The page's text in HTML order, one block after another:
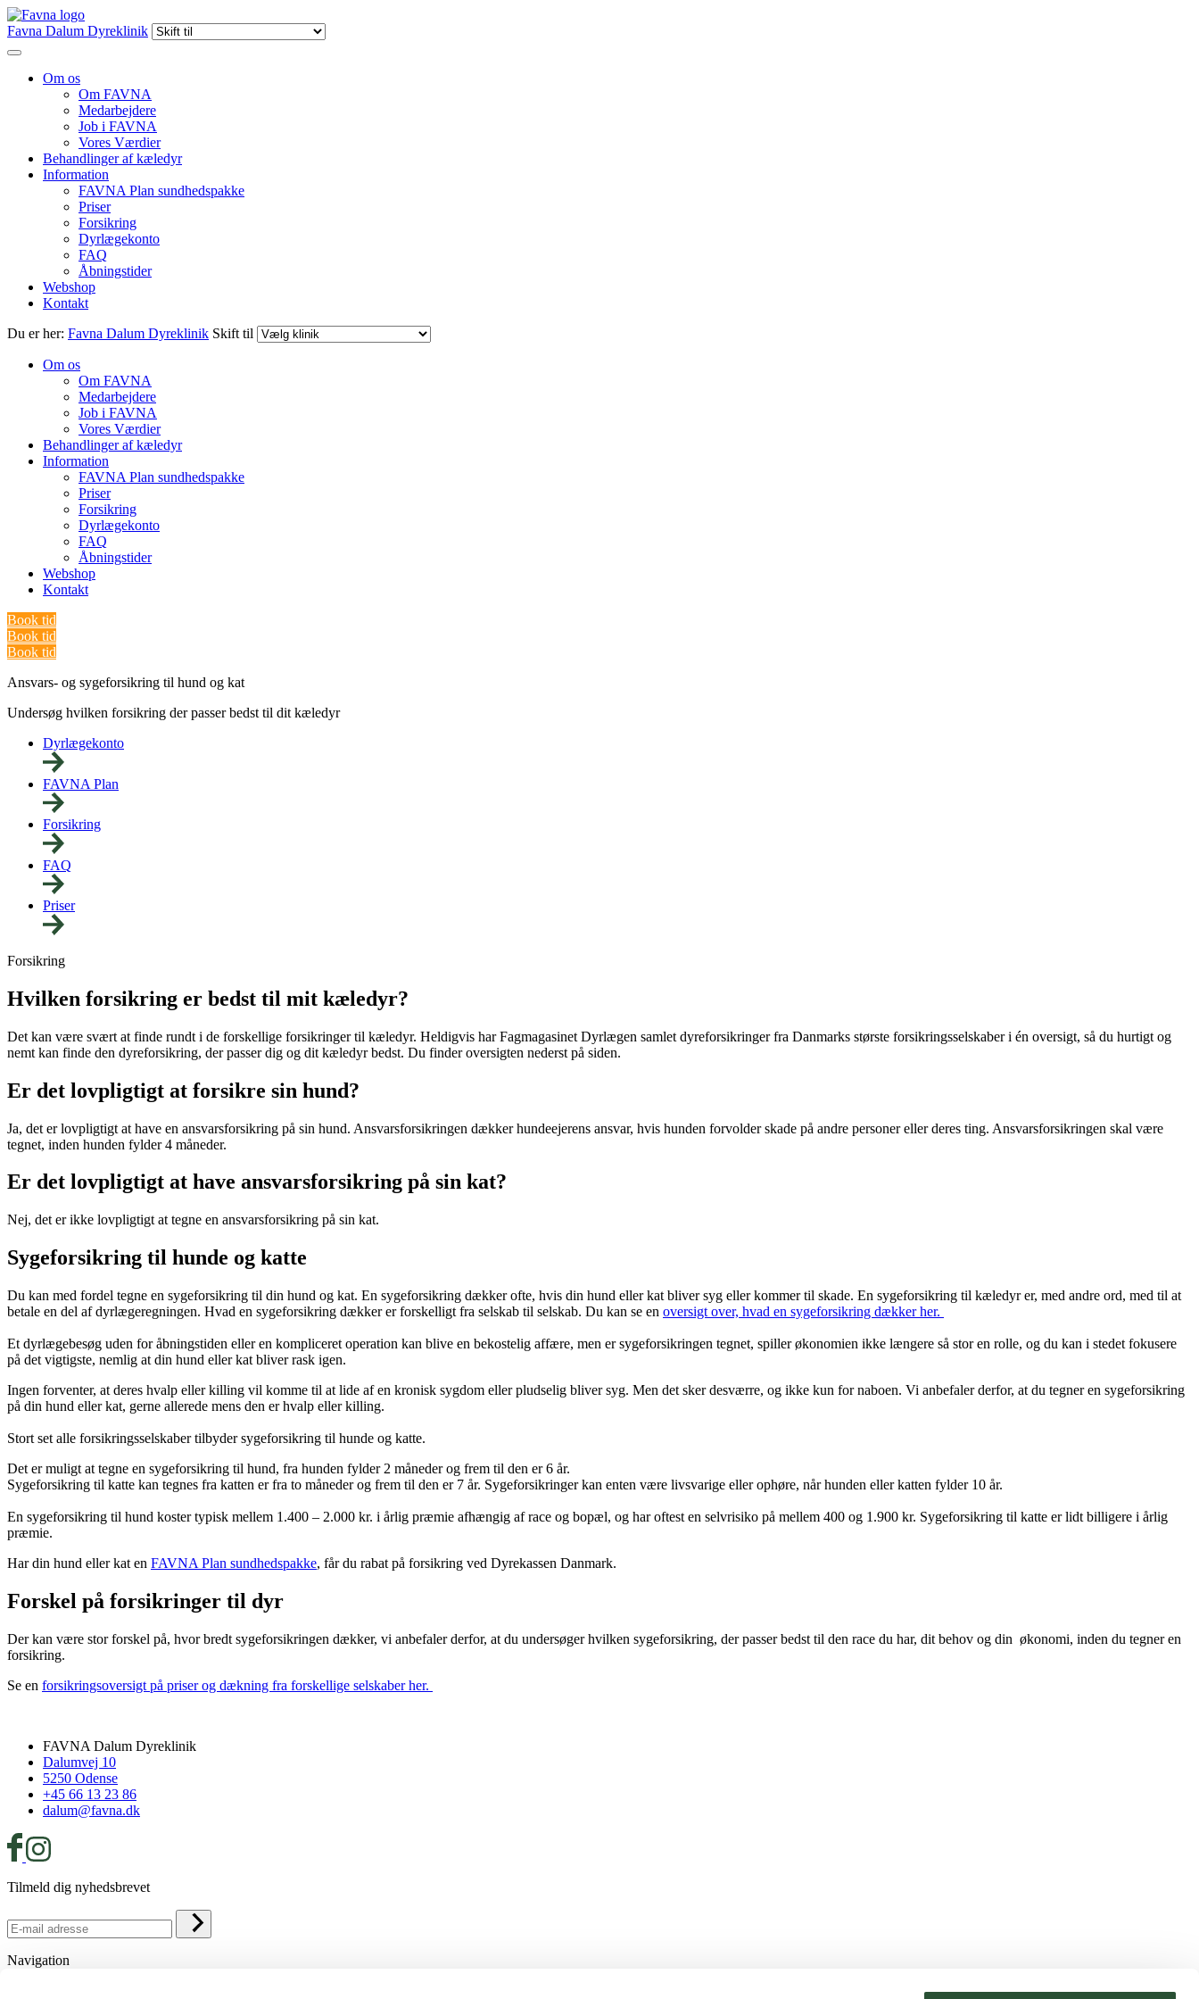
Favna Dalum Dyreklinik
Om os
Om FAVNA
Medarbejdere
Job i FAVNA
Vores Værdier
Behandlinger af kæledyr
Information
FAVNA Plan sundhedspakke
Priser
Forsikring
Dyrlægekonto
FAQ
Åbningstider
Webshop
Kontakt
Du er her: Favna Dalum Dyreklinik Skift til
Om os
Om FAVNA
Medarbejdere
Job i FAVNA
Vores Værdier
Behandlinger af kæledyr
Information
FAVNA Plan sundhedspakke
Priser
Forsikring
Dyrlægekonto
FAQ
Åbningstider
Webshop
Kontakt
Book tid
Book tid
Book tid
Ansvars- og sygeforsikring til hund og kat
Undersøg hvilken forsikring der passer bedst til dit kæledyr
Dyrlægekonto
FAVNA Plan
Forsikring
FAQ
Priser
Forsikring
Hvilken forsikring er bedst til mit kæledyr?
Det kan være svært at finde rundt i de forskellige forsikringer til kæledyr. Heldigvis har Fagmagasinet Dyrlægen samlet dyreforsikringer fra Danmarks største forsikringsselskaber i én oversigt, så du hurtigt og
nemt kan finde den dyreforsikring, der passer dig og dit kæledyr bedst. Du finder oversigten nederst på siden.
Er det lovpligtigt at forsikre sin hund?
Ja, det er lovpligtigt at have en ansvarsforsikring på sin hund. Ansvarsforsikringen dækker hundeejerens ansvar, hvis hunden forvolder skade på andre personer eller deres ting. Ansvarsforsikringen skal være
tegnet, inden hunden fylder 4 måneder.
Er det lovpligtigt at have ansvarsforsikring på sin kat?​
Nej, det er ikke lovpligtigt at tegne en ansvarsforsikring på sin kat.
​Sygeforsikring til hunde og katte
Du kan med fordel tegne en sygeforsikring til din hund og kat. En sygeforsikring dækker ofte, hvis din hund eller kat bliver syg eller kommer til skade. En sygeforsikring til kæledyr er, med andre ord, med til at
betale en del af dyrlægeregningen. Hvad en sygeforsikring dækker er forskelligt fra selskab til selskab. Du kan se en oversigt over, hvad en sygeforsikring dækker her.
Et dyrlægebesøg uden for åbningstiden eller en kompliceret operation kan blive en bekostelig affære, men er sygeforsikringen tegnet, spiller økonomien ikke længere så stor en rolle, og du kan i stedet fokusere
på det vigtigste, nemlig at din hund eller kat bliver rask igen.
Ingen forventer, at deres hvalp eller killing vil komme til at lide af en kronisk sygdom eller pludselig bliver syg. Men det sker desværre, og ikke kun for naboen. Vi anbefaler derfor, at du tegner en sygeforsikring
på din hund eller kat, gerne allerede mens den er hvalp eller killing.
Stort set alle forsikringsselskaber tilbyder sygeforsikring til hunde og katte.
Det er muligt at tegne en sygeforsikring til hund, fra hunden fylder 2 måneder og frem til den er 6 år.
Sygeforsikring til katte kan tegnes fra katten er fra to måneder og frem til den er 7 år. Sygeforsikringer kan enten være livsvarige eller ophøre, når hunden eller katten fylder 10 år.
En sygeforsikring til hund koster typisk mellem 1.400 – 2.000 kr. i årlig præmie afhængig af race og bopæl, og har oftest en selvrisiko på mellem 400 og 1.900 kr. Sygeforsikring til katte er lidt billigere i årlig
præmie.
Har din hund eller kat en FAVNA Plan sundhedspakke, får du rabat på forsikring ved Dyrekassen Danmark.
Forskel på forsikringer til dyr
Der kan være stor forskel på, hvor bredt sygeforsikringen dækker, vi anbefaler derfor, at du undersøger hvilken sygeforsikring, der passer bedst til den race du har, dit behov og din økonomi, inden du tegner en
forsikring.
Se en forsikringsoversigt på priser og dækning fra forskellige selskaber her.
FAVNA Dalum Dyreklinik
Dalumvej 10
5250 Odense
+45 66 13 23 86
dalum@favna.dk
Tilmeld dig nyhedsbrevet
Navigation